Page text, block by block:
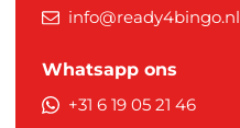
info@ready4bingo.nl
Whatsapp ons
+31 6 19 05 21 46